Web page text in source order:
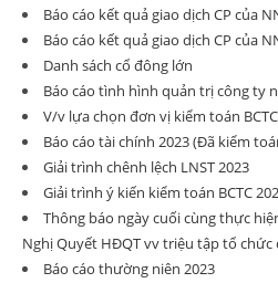
Báo cáo kết quả giao dịch CP của
Báo cáo kết quả giao dịch CP của
Danh sách cổ đông lớn
Báo cáo tình hình quản trị công ty
V/v lựa chọn đơn vị kiểm toán
Báo cáo tài chính 2023 (Đã kiểm
Giải trình chênh lệch LNST 2023
Giải trình ý kiến kiểm toán BCTC
Thông báo ngày cuối cùng thực
Nghị Quyết HĐQT vv triệu tập tổ chức
Báo cáo thường niên 2023